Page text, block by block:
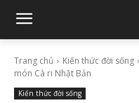
Trang chủ Kiến thức đời sống
món Cà ri Nhật Bản
Kiến thức đời sống